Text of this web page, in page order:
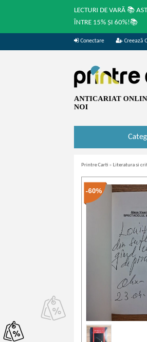
LECTURI DE VARĂ 📚
ÎNTRE 15% ȘI 60%!📚
Conectare Creează
ANTICARIAT
NOI
Printre Carti » Literatura si
-60%